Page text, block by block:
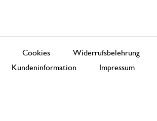
Cookies Widerrufsbelehrung
Kundeninformation
Impressum